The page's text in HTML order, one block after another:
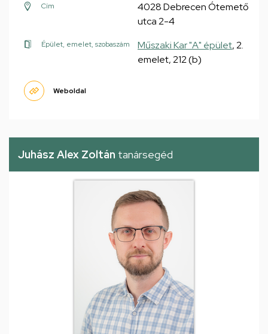
Cím
4028 Debrecen Ótemető
utca 2-4
Épület, emelet, szobaszám Műszaki Kar "A" épület, 2.
emelet, 212 (b)
Weboldal
Juhász Alex Zoltán tanársegéd